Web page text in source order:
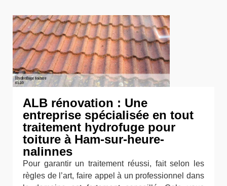
ALB rénovation : Une
entreprise spécialisée en tout
traitement hydrofuge pour
toiture à Ham-sur-heure-
nalinnes
Pour garantir un traitement réussi, fait selon les
règles de l’art, faire appel à un professionnel dans